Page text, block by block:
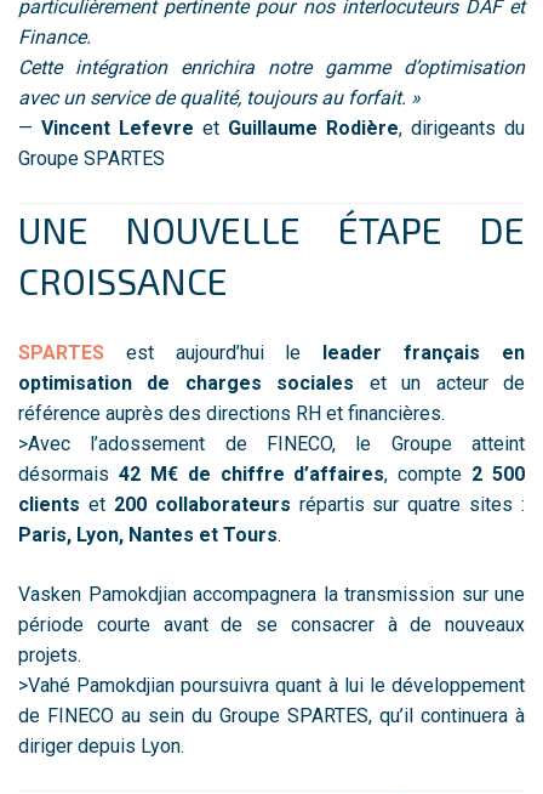
particulièrement pertinente pour nos interlocuteurs DAF et
Finance.
Cette intégration enrichira notre gamme d’optimisation
avec un service de qualité, toujours au forfait. »
— Vincent Lefevre et Guillaume Rodière, dirigeants du
Groupe SPARTES
UNE NOUVELLE ÉTAPE DE
CROISSANCE
SPARTES est aujourd’hui le leader français en
optimisation de charges sociales et un acteur de
référence auprès des directions RH et financières.
>Avec l’adossement de FINECO, le Groupe atteint
désormais 42 M€ de chiffre d’affaires, compte 2 500
clients et 200 collaborateurs répartis sur quatre sites :
Paris, Lyon, Nantes et Tours.
Vasken Pamokdjian accompagnera la transmission sur une
période courte avant de se consacrer à de nouveaux
projets.
>Vahé Pamokdjian poursuivra quant à lui le développement
de FINECO au sein du Groupe SPARTES, qu’il continuera à
diriger depuis Lyon.